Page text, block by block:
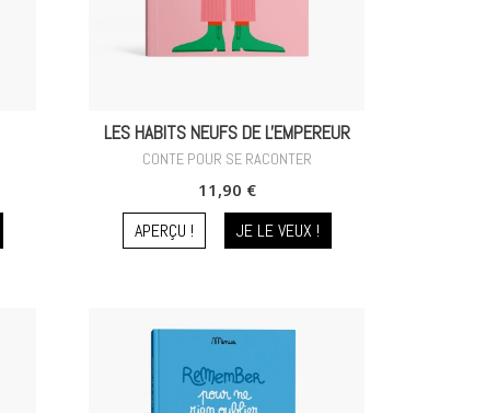
LES HABITS NEUFS DE L'EMPEREUR
CONTE POUR SE RACONTER
11,90 €
APERÇU ! JE LE VEUX !